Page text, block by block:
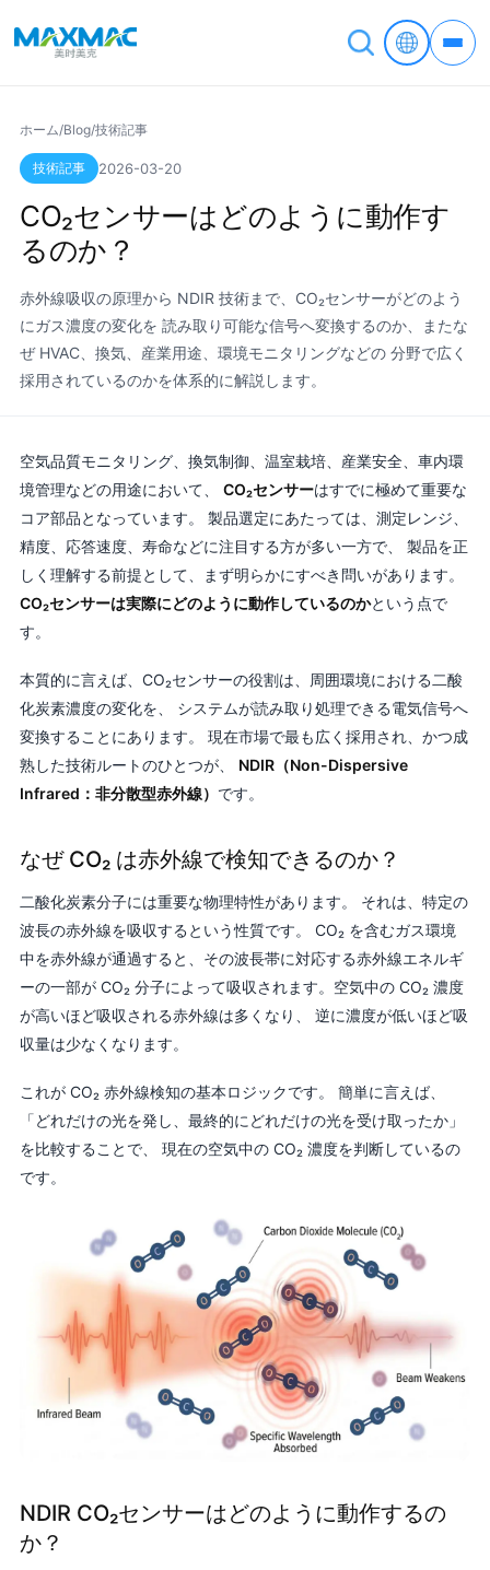
ホーム/Blog/技術記事
技術記事 2026-03-20
CO₂センサーはどのように動作す
るのか？
赤外線吸収の原理から NDIR 技術まで、CO₂センサーがどのよう
にガス濃度の変化を 読み取り可能な信号へ変換するのか、またな
ぜ HVAC、換気、産業用途、環境モニタリングなどの 分野で広く
採用されているのかを体系的に解説します。
空気品質モニタリング、換気制御、温室栽培、産業安全、車内環
境管理などの用途において、 CO₂センサーはすでに極めて重要な
コア部品となっています。 製品選定にあたっては、測定レンジ、
精度、応答速度、寿命などに注目する方が多い一方で、 製品を正
しく理解する前提として、まず明らかにすべき問いがあります。
CO₂センサーは実際にどのように動作しているのかという点で
す。
本質的に言えば、CO₂センサーの役割は、周囲環境における二酸
化炭素濃度の変化を、 システムが読み取り処理できる電気信号へ
変換することにあります。 現在市場で最も広く採用され、かつ成
熟した技術ルートのひとつが、 NDIR（Non-Dispersive
Infrared：非分散型赤外線） です。
なぜ CO₂ は赤外線で検知できるのか？
二酸化炭素分子には重要な物理特性があります。 それは、特定の
波長の赤外線を吸収するという性質です。 CO₂ を含むガス環境
中を赤外線が通過すると、その波長帯に対応する赤外線エネルギ
ーの一部が CO₂ 分子によって吸収されます。空気中の CO₂ 濃度
が高いほど吸収される赤外線は多くなり、 逆に濃度が低いほど吸
収量は少なくなります。
これが CO₂ 赤外線検知の基本ロジックです。 簡単に言えば、
「どれだけの光を発し、最終的にどれだけの光を受け取ったか」
を比較することで、 現在の空気中の CO₂ 濃度を判断しているの
です。
NDIR CO₂センサーはどのように動作するの
か？